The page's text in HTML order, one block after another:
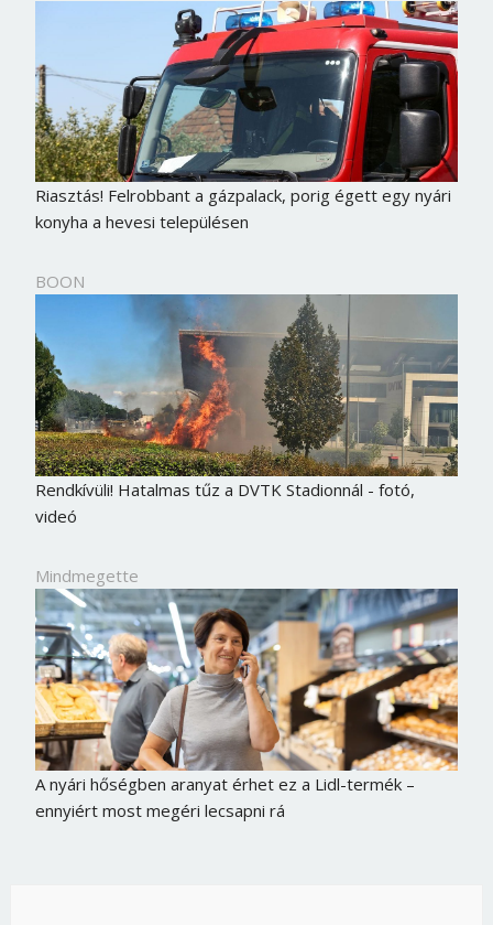
Riasztás! Felrobbant a gázpalack, porig égett egy nyári
konyha a hevesi településen
BOON
Rendkívüli! Hatalmas tűz a DVTK Stadionnál - fotó,
videó
Mindmegette
A nyári hőségben aranyat érhet ez a Lidl-termék –
ennyiért most megéri lecsapni rá